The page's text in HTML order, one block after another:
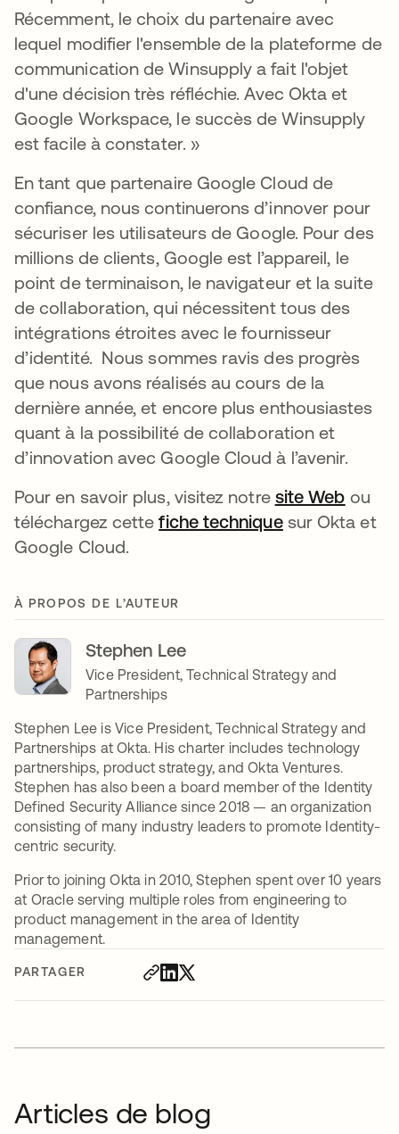
PARTAGER
Récemment, le choix du partenaire avec
lequel modifier l'ensemble de la plateforme de
communication de Winsupply a fait l'objet
d'une décision très réfléchie. Avec Okta et
Google Workspace, le succès de Winsupply
est facile à constater. »
En tant que partenaire Google Cloud de
confiance, nous continuerons d’innover pour
sécuriser les utilisateurs de Google. Pour des
millions de clients, Google est l’appareil, le
point de terminaison, le navigateur et la suite
de collaboration, qui nécessitent tous des
intégrations étroites avec le fournisseur
d’identité. Nous sommes ravis des progrès
que nous avons réalisés au cours de la
dernière année, et encore plus enthousiastes
quant à la possibilité de collaboration et
d’innovation avec Google Cloud à l’avenir.
Pour en savoir plus, visitez notre site Web ou
téléchargez cettefiche techniques’ouvre dans
sur Okta et
Google Cloud.
À PROPOS DE L’AUTEUR
Stephen Lee
Vice President, Technical Strategy and
Partnerships
Stephen Lee is Vice President, Technical Strategy and
Partnerships at Okta. His charter includes technology
partnerships, product strategy, and Okta Ventures.
Stephen has also been a board member of the Identity
Defined Security Alliance since 2018 — an organization
consisting of many industry leaders to promote Identity-
centric security.
Prior to joining Okta in 2010, Stephen spent over 10 years
at Oracle serving multiple roles from engineering to
product management in the area of Identity
management.
Articles de blog